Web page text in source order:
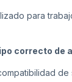
para
correcto de